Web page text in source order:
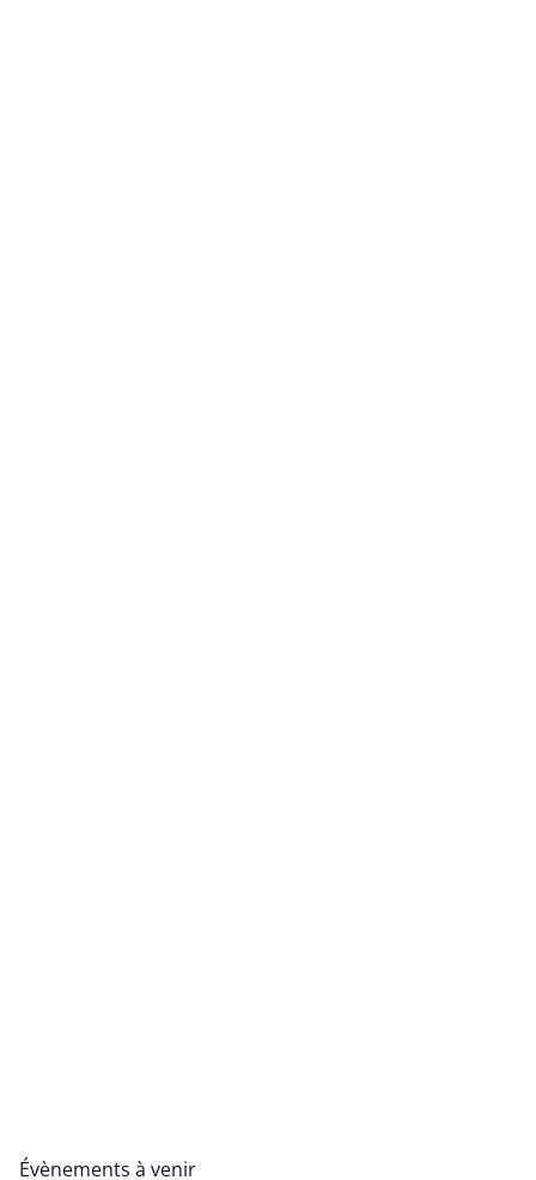
Évènements à venir